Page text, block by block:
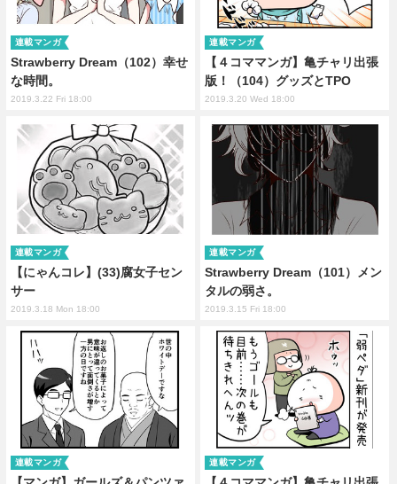
Strawberry Dream（102）幸せ
な時間。
連載マンガ
2019.3.22 Fri 18:00
【４コママンガ】亀チャリ出張
版！（104）グッズとTPO
連載マンガ
2019.3.20 Wed 18:00
【にゃんコレ】(33)腐女子セン
サー
連載マンガ
2019.3.18 Mon 18:00
Strawberry Dream（101）メン
タルの弱さ。
連載マンガ
2019.3.15 Fri 18:00
連載マンガ 連載マンガ